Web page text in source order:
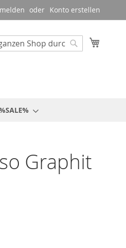
Konto erstellen
Graphit